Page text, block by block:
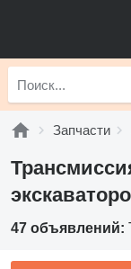
Запчасти
47 объявлений: